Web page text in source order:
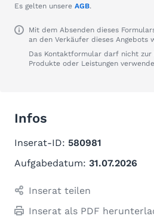
Es gelten unsere AGB.
Mit dem Absenden dieses
an den Verkäufer dieses Angebots
Das Kontaktformular darf nicht zur
Produkte oder Leistungen
Infos
Inserat-ID: 580981
Aufgabedatum: 31.07.2026
Inserat teilen
Inserat als PDF